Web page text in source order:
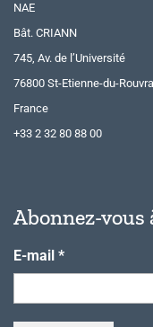
NAE
Bât. CRIANN
745, Av. de l’Université
76800 St-Etienne-du-
France
+33 2 32 80 88 00
Abonnez-
E-mail *